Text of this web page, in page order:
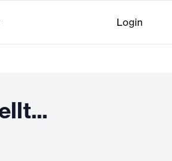
Login